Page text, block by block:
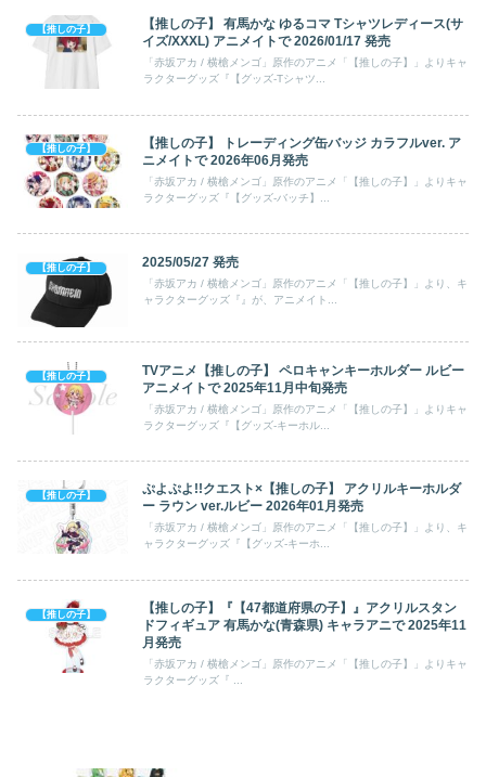
【推しの子】
【推しの子】 有馬かな ゆるコマ Tシャツレディース(サ
イズ/XXXL) アニメイトで 2026/01/17 発売
「赤坂アカ / 横槍メンゴ」原作のアニメ「【推しの子】」よりキャ
ラクターグッズ『【グッズ-Tシャツ...
【推しの子】
【推しの子】 トレーディング缶バッジ カラフルver. ア
ニメイトで 2026年06月発売
「赤坂アカ / 横槍メンゴ」原作のアニメ「【推しの子】」よりキャ
ラクターグッズ『【グッズ-バッチ】...
【推しの子】 2025/05/27 発売
「赤坂アカ / 横槍メンゴ」原作のアニメ「【推しの子】」より、キ
ャラクターグッズ『』が、アニメイト...
【推しの子】
TVアニメ【推しの子】 ペロキャンキーホルダー ルビー
アニメイトで 2025年11月中旬発売
「赤坂アカ / 横槍メンゴ」原作のアニメ「【推しの子】」よりキャ
ラクターグッズ『【グッズ-キーホル...
【推しの子】
ぷよぷよ!!クエスト×【推しの子】 アクリルキーホルダ
ー ラウン ver.ルビー 2026年01月発売
「赤坂アカ / 横槍メンゴ」原作のアニメ「【推しの子】」より、キ
ャラクターグッズ『【グッズ-キーホ...
【推しの子】
【推しの子】『【47都道府県の子】』アクリルスタン
ドフィギュア 有馬かな(青森県) キャラアニで 2025年11
月発売
「赤坂アカ / 横槍メンゴ」原作のアニメ「【推しの子】」よりキャ
ラクターグッズ『 ...